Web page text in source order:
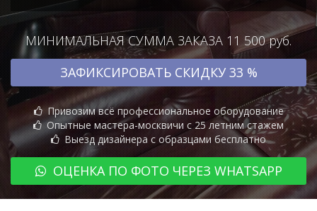
МИНИМАЛЬНАЯ СУММА ЗАКАЗА 11 500 руб.
ЗАФИКСИРОВАТЬ СКИДКУ 33 %
Привозим всё профессиональное оборудование
Опытные мастера-москвичи с 25 летним стажем
Выезд дизайнера с образцами бесплатно
ОЦЕНКА ПО ФОТО ЧЕРЕЗ WHATSAPP